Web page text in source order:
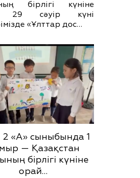
бірлігі күніне
29 сәуір күні
«Ұлттар дос…
2 «А» сыныбында 1
— Қазақстан
бірлігі күніне
орай…